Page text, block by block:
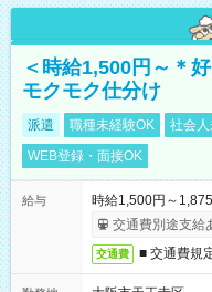
＜時給1,500円～＊
モクモク仕分け
派遣 職種未経験OK 社会
WEB登録・面接OK
給与
時給1,500円～
交通費別途支給
交通費 ■ 交通費規